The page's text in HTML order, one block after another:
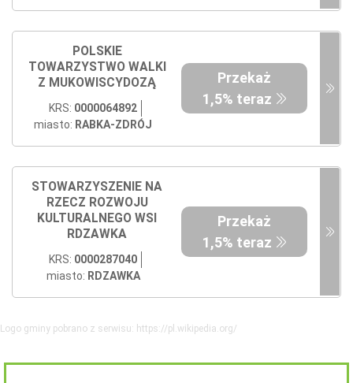
POLSKIE
TOWARZYSTWO WALKI
Z MUKOWISCYDOZĄ
KRS: 0000064892
miasto: RABKA-ZDRÓJ
Przekaż
1,5% teraz
STOWARZYSZENIE NA
RZECZ ROZWOJU
KULTURALNEGO WSI
RDZAWKA
KRS: 0000287040
miasto: RDZAWKA
Przekaż
1,5% teraz
Logo gminy pobrano z serwisu: https://pl.wikipedia.org/